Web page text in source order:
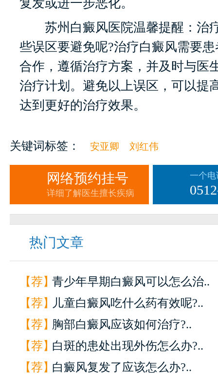
复发或进一步恶化。
苏州白癜风医院温馨提醒：治
些误区要避免呢?治疗白癜风需要
合作，遵循治疗方案，并及时与医
治疗计划。避免以上误区，可以提
达到更好的治疗效果。
关键词标签： 安亚卿 刘红伟
网络预约挂号
详细了解医生擅长疾病
一个
热门文章
【荐】青少年早期白癜风可以怎么治..
【荐】 儿童白癜风吃什么药有效呢?..
【荐】胸部白癜风应该如何治疗?..
【荐】白斑的患处出现外伤怎么办?..
【荐】白癜风复发了应该怎么办?..